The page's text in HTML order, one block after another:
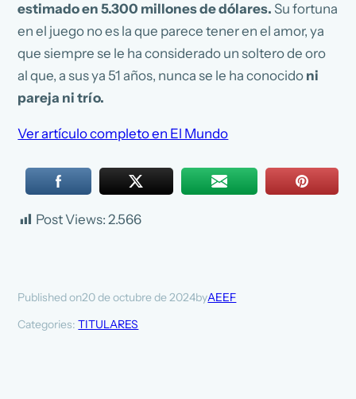
estimado en 5.300 millones de dólares.Su fortuna
en el juego no es la que parece tener en el amor, ya
que siempre se le ha considerado un soltero de oro
al que, a sus ya 51 años, nunca se le ha conocido ni
pareja ni trío.
Ver artículo completo en El Mundo
Post Views: 2.566
Published on20 de octubre de 2024byAEEF
Categories:TITULARES